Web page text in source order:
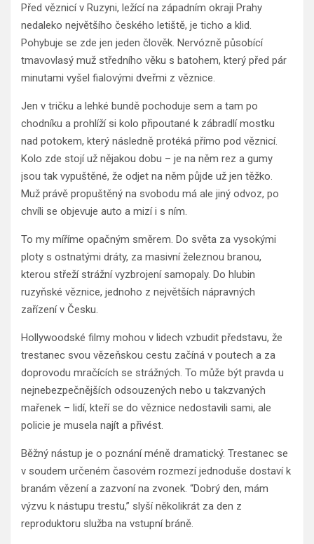
Před věznicí v Ruzyni, ležící na západním okraji Prahy
nedaleko největšího českého letiště, je ticho a klid.
Pohybuje se zde jen jeden člověk. Nervózně působící
tmavovlasý muž středního věku s batohem, který před pár
minutami vyšel fialovými dveřmi z věznice.
Jen v tričku a lehké bundě pochoduje sem a tam po
chodníku a prohlíží si kolo připoutané k zábradlí mostku
nad potokem, který následně protéká přímo pod věznicí.
Kolo zde stojí už nějakou dobu – je na něm rez a gumy
jsou tak vypuštěné, že odjet na něm půjde už jen těžko.
Muž právě propuštěný na svobodu má ale jiný odvoz, po
chvíli se objevuje auto a mizí i s ním.
To my míříme opačným směrem. Do světa za vysokými
ploty s ostnatými dráty, za masivní železnou branou,
kterou střeží strážní vyzbrojení samopaly. Do hlubin
ruzyňské věznice, jednoho z největších nápravných
zařízení v Česku.
Hollywoodské filmy mohou v lidech vzbudit představu, že
trestanec svou vězeňskou cestu začíná v poutech a za
doprovodu mračících se strážných. To může být pravda u
nejnebezpečnějších odsouzených nebo u takzvaných
mařenek – lidí, kteří se do věznice nedostavili sami, ale
policie je musela najít a přivést.
Běžný nástup je o poznání méně dramatický. Trestanec se
v soudem určeném časovém rozmezí jednoduše dostaví k
branám vězení a zazvoní na zvonek. “Dobrý den, mám
výzvu k nástupu trestu,” slyší několikrát za den z
reproduktoru služba na vstupní bráně.